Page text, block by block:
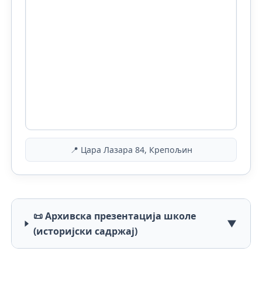
📍 Цара Лазара 84, Крепољин
📜 Архивска презентација школе
(историјски садржај)
▼